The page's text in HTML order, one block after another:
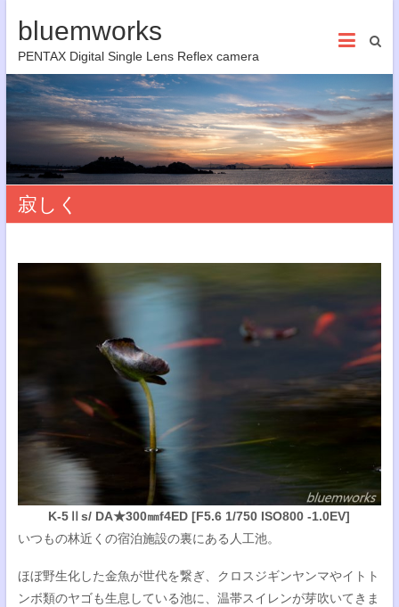
bluemworks
PENTAX Digital Single Lens Reflex camera
寂しく
K-5Ⅱs/ DA★300㎜f4ED [F5.6 1/750 ISO800 -1.0EV]
いつもの林近くの宿泊施設の裏にある人工池。
ほぼ野生化した金魚が世代を繋ぎ、クロスジギンヤンマやイトト
ンボ類のヤゴも生息している池に、温帯スイレンが芽吹いてきま